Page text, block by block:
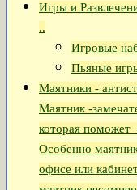
Игры и
..
Игровые
Пьяные
Маятники -
Маятник -
которая поможет
Особенно
офисе или